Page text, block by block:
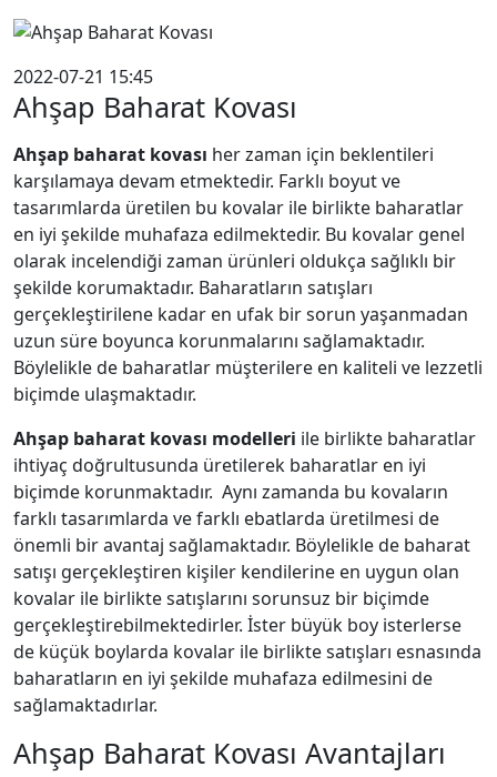
2022-07-21 15:45
Ahşap Baharat Kovası
Ahşap baharat kovası her zaman için beklentileri
karşılamaya devam etmektedir. Farklı boyut ve
tasarımlarda üretilen bu kovalar ile birlikte baharatlar
en iyi şekilde muhafaza edilmektedir. Bu kovalar genel
olarak incelendiği zaman ürünleri oldukça sağlıklı bir
şekilde korumaktadır. Baharatların satışları
gerçekleştirilene kadar en ufak bir sorun yaşanmadan
uzun süre boyunca korunmalarını sağlamaktadır.
Böylelikle de baharatlar müşterilere en kaliteli ve lezzetli
biçimde ulaşmaktadır.
Ahşap baharat kovası modelleri ile birlikte baharatlar
ihtiyaç doğrultusunda üretilerek baharatlar en iyi
biçimde korunmaktadır. Aynı zamanda bu kovaların
farklı tasarımlarda ve farklı ebatlarda üretilmesi de
önemli bir avantaj sağlamaktadır. Böylelikle de baharat
satışı gerçekleştiren kişiler kendilerine en uygun olan
kovalar ile birlikte satışlarını sorunsuz bir biçimde
gerçekleştirebilmektedirler. İster büyük boy isterlerse
de küçük boylarda kovalar ile birlikte satışları esnasında
baharatların en iyi şekilde muhafaza edilmesini de
sağlamaktadırlar.
Ahşap Baharat Kovası Avantajları